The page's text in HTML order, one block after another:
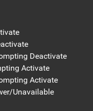
Deactivate
Activate
Activate
Unavailable